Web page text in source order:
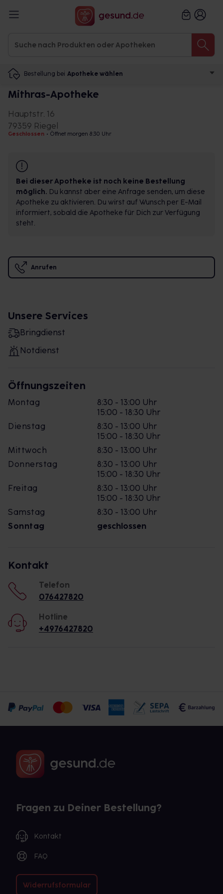
Bestellung bei Apotheke wählen
Mithras-Apotheke
Hauptstr. 16
79359 Riegel
Geschlossen • Öffnet morgen 8:30 Uhr
Bei dieser Apotheke ist noch keine Bestellung
möglich. Du kannst aber eine Anfrage senden, um diese
Apotheke zu aktivieren. Du wirst auf Wunsch per E-Mail
informiert, sobald die Apotheke für Dich zur Verfügung
steht.
Anrufen
Unsere Services
Bringdienst
Notdienst
Öffnungszeiten
Montag
8:30 - 13:00 Uhr
15:00 - 18:30 Uhr
Dienstag
8:30 - 13:00 Uhr
15:00 - 18:30 Uhr
Mittwoch
8:30 - 13:00 Uhr
Donnerstag
8:30 - 13:00 Uhr
15:00 - 18:30 Uhr
Freitag
8:30 - 13:00 Uhr
15:00 - 18:30 Uhr
Samstag
8:30 - 13:00 Uhr
Sonntag
geschlossen
Kontakt
Telefon
076427820
Hotline
+4976427820
Fragen zu Deiner Bestellung?
Kontakt
FAQ
Widerrufsformular